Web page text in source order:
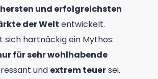
und erfolgreichsten
der Welt entwickelt.
sich hartnäckig ein Mythos:
für sehr wohlhabende
und extrem teuersei.